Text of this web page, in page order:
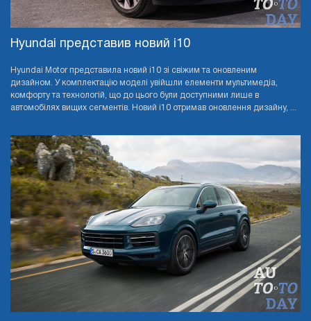
Hyundai представив новий i10
Hyundai Motor представила новий i10 зі свіжим та оновленим
дизайном. У комплектацію моделі увійшли елементи мультимедіа,
комфорту та технологій, що до цього були доступними лише в
автомобілях вищих сегментів. Новий i10 отримав оновлення дизайну, ...